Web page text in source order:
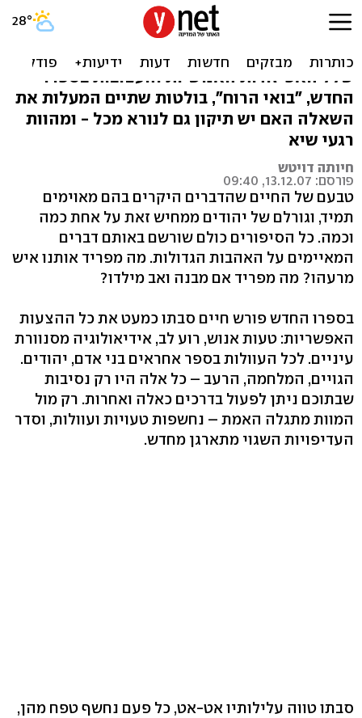
ומעוות יוכל לתקון
הרב חיים סבתו טווה את עלילותיו אט-אט. בתוך
שלל האפיזודות האנושיות והעצובות בספרו
החדש, "בואי הרוח", בולטות שתיים המעלות את
השאלה האם יש תיקון גם לנורא מכל - ומהוות
רגעי שיא
חיותה דויטש
פורסם: 13.12.07, 09:40
טבעם של החיים שהדברים היקרים בהם מאוימים
תמיד, וגורלם של יהודים ממחיש זאת על אחת כמה
וכמה. כל הסיפורים כולם שורשם באותם דברים
המאיימים על האהבות הגדולות. מה מפריד אותנו איש
מרעהו? מה מפריד אם מבנה ואב מילדו?
בספרו החדש פורש חיים סבתו כמעט את כל ההצעות
האפשריות: טעות אנוש, רוע לב, אידיאולוגיה מסנוורת
עיניים. לכל העוולות בספר אחראים בני אדם, יהודים.
הגויים, המלחמה, הרעב – כל אלה היו רק נסיבות
שבתוכם ניתן לפעול בדרכים כאלה ואחרות. רק מול
המוות מתגלה האמת – נחשפות טעויות ועוולות, וסדר
העדיפויות השגוי מתארגן מחדש.
סבתו טווה עלילותיו אט-אט, כל פעם נחשף טפח מהן,